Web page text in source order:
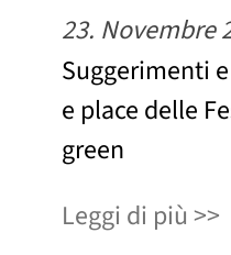
23. Novembre
Suggerimenti
e place delle
green
Leggi di più